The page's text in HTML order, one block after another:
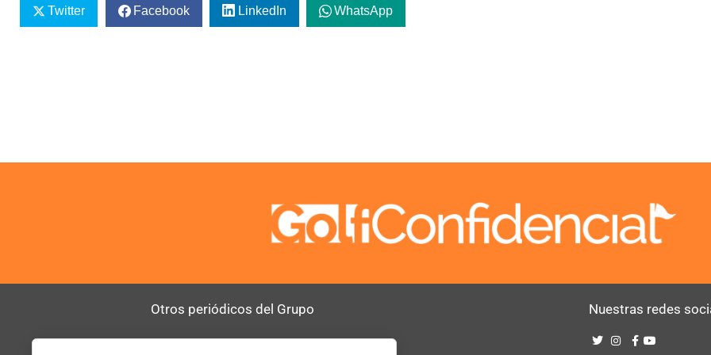
Twitter Facebook LinkedIn WhatsApp
Otros periódicos del Grupo Nuestras redes